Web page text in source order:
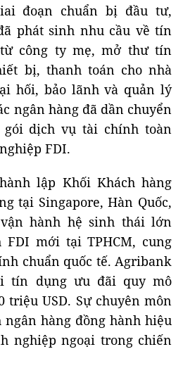
đoạn chuẩn bị đầu tư,
phát sinh nhu cầu về tín
công ty mẹ, mở thư tín
bị, thanh toán cho nhà
hối, bảo lãnh và quản lý
ngân hàng đã dần chuyển
gói dịch vụ tài chính toàn
FDI.
lập Khối Khách hàng
tại Singapore, Hàn Quốc,
hành hệ sinh thái lớn
mới tại TPHCM, cung
chuẩn quốc tế. Agribank
tín dụng ưu đãi quy mô
triệu USD. Sự chuyên môn
hàng đồng hành hiệu
nghiệp ngoại trong chiến